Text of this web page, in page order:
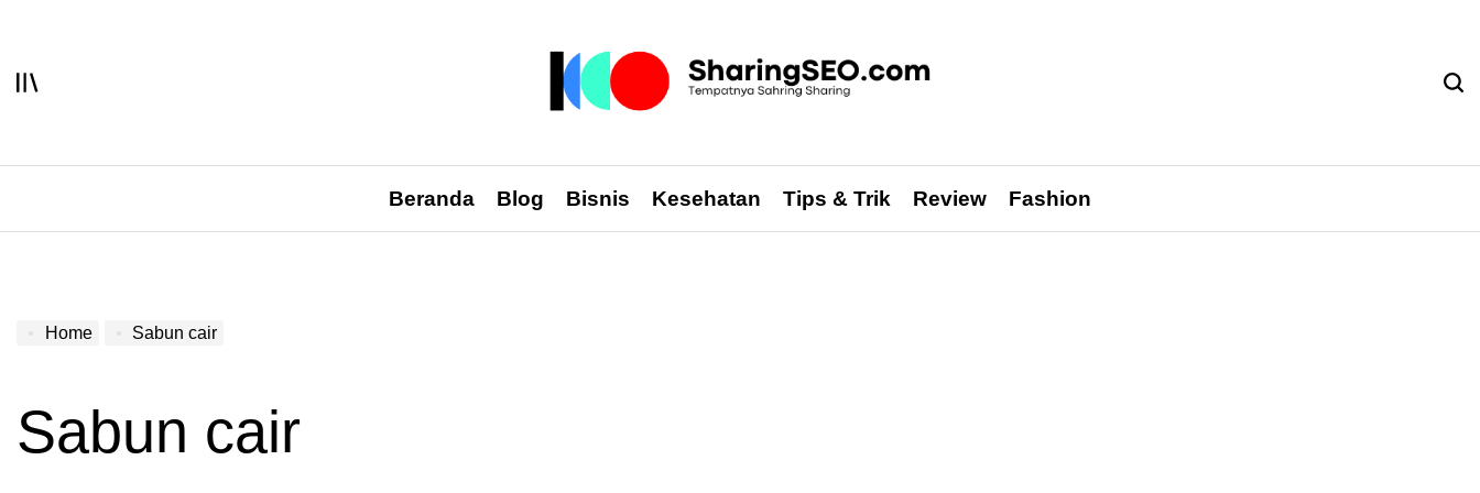
content
Beranda Blog Bisnis Kesehatan Tips & Trik Review Fashion
Home Sabun cair
Sabun cair